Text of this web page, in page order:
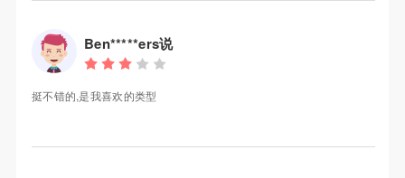
Ben*****ers说
挺不错的,是我喜欢的类型